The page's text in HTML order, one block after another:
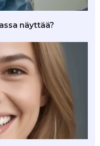
näyttää?